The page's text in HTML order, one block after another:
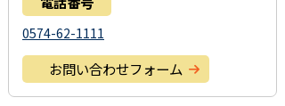
0574-62-1111
お問い合わせフォーム